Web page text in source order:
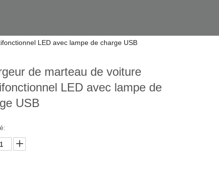
LED avec lampe de charge USB
de marteau de voiture
LED avec lampe de
USB